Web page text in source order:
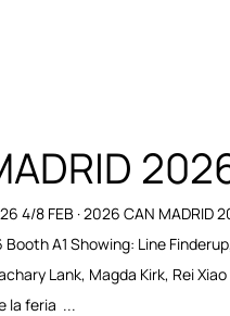
4/8 FEB · 2026 CAN MADRID
A1 Showing: Line
Lank, Magda Kirk, Rei Xiao
la feria ...